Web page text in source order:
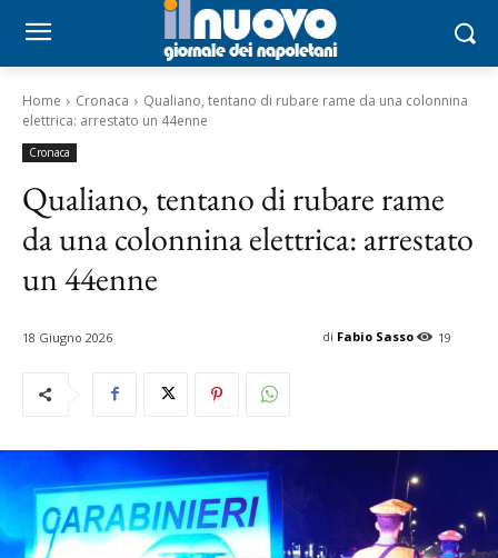
Home Cronaca
Qualiano, tentano di rubare rame da una colonnina
elettrica: arrestato un 44enne
Cronaca
Qualiano, tentano di rubare rame
da una colonnina elettrica: arrestato
un 44enne
18 Giugno 2026 19
di Fabio Sasso